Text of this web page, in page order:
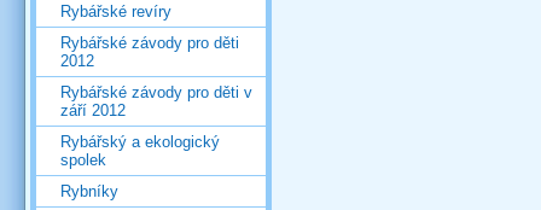
Rybářské revíry
Rybářské závody pro děti
2012
Rybářské závody pro děti v
září 2012
Rybářský a ekologický
spolek
Rybníky